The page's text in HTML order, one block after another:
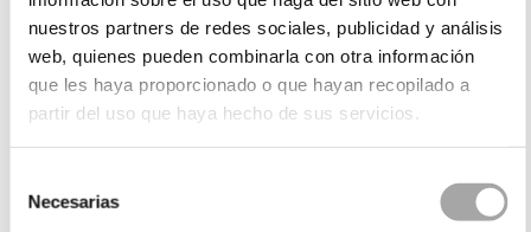
nuestros partners de redes sociales, publicidad y análisis
web, quienes pueden combinarla con otra información
que les haya proporcionado o que hayan recopilado a
partir del uso que haya hecho de sus servicios.
Necesarias